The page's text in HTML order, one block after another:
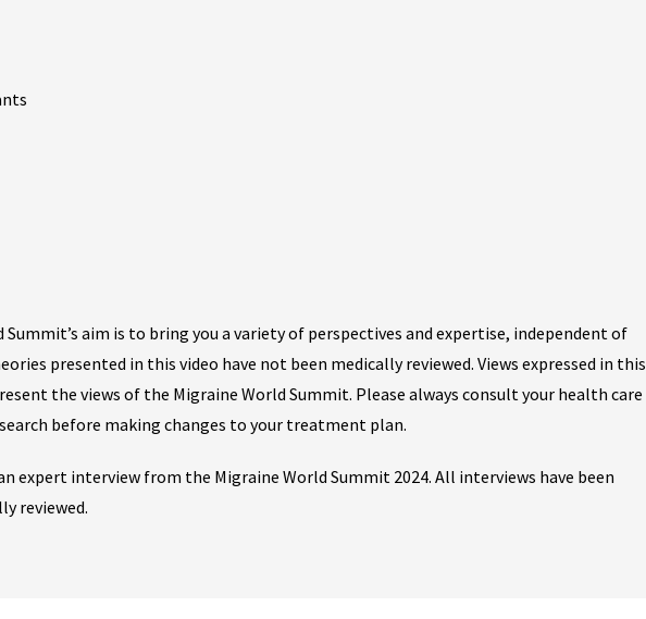
Summit’s aim is to bring you a variety of perspectives and expertise, independent of
presented in this video have not been medically reviewed. Views expressed in this
the views of the Migraine World Summit. Please always consult your health care
before making changes to your treatment plan.
expert interview from the Migraine World Summit 2024. All interviews have been
reviewed.